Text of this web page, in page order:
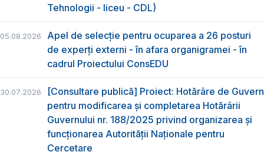
Tehnologii - liceu - CDL)
05.08.2026
Apel de selecție pentru ocuparea a 26 posturi
de experți externi - în afara organigramei - în
cadrul Proiectului ConsEDU
30.07.2026
[Consultare publică] Proiect: Hotărâre de Guvern
pentru modificarea și completarea Hotărârii
Guvernului nr. 188/2025 privind organizarea şi
funcţionarea Autorităţii Naţionale pentru
Cercetare